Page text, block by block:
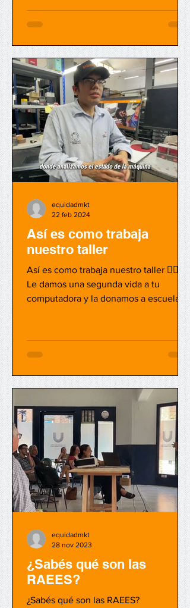
Así es como trabaja
nuestro taller
Así es como trabaja nuestro taller 👉🏻💻
Le damos una segunda vida a tu
computadora y la donamos a escuelas,
equidadmkt
22 feb 2024
¿Sabés qué son las
RAEES?
¿Sabés qué son las RAEES?
equidadmkt
28 nov 2023